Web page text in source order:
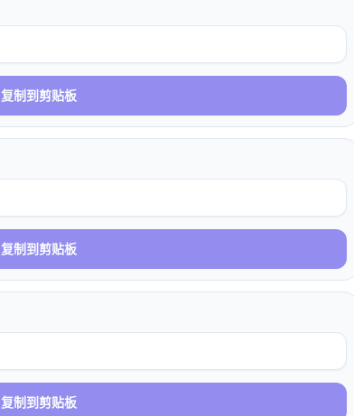
复制到剪贴板
复制到剪贴板
复制到剪贴板